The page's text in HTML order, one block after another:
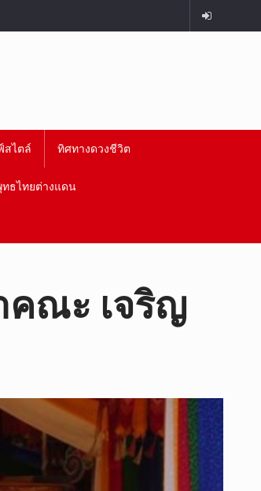
สไตล์ ทิศทางดวงชีวิต
ธไทยต่างแดน
คณะ เจริญ